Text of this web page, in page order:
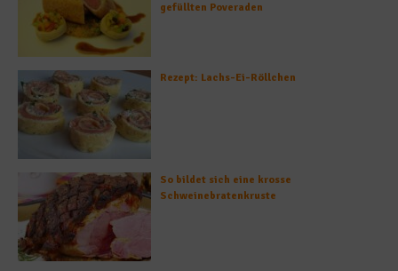
gefüllten Poveraden
Rezept: Lachs-Ei-Röllchen
So bildet sich eine krosse
Schweinebratenkruste